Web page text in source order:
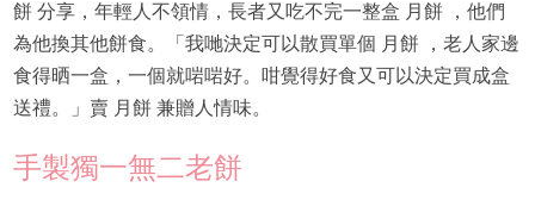
餅 分享，年輕人不領情，長者又吃不完一整盒 月餅 ，他們
為他換其他餅食。「我哋決定可以散買單個 月餅 ，老人家邊
食得晒一盒，一個就啱啱好。咁覺得好食又可以決定買成盒
送禮。」賣 月餅 兼贈人情味。
手製獨一無二老餅